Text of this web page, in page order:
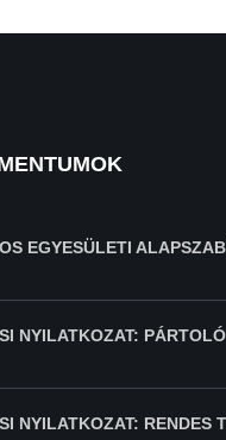
EGYESÜLETI
NYILATKOZAT:
NYILATKOZAT: RENDES